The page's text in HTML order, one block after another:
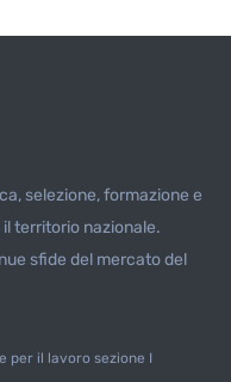
selezione, formazione e
territorio nazionale.
sfide del mercato del
per il lavoro sezione I